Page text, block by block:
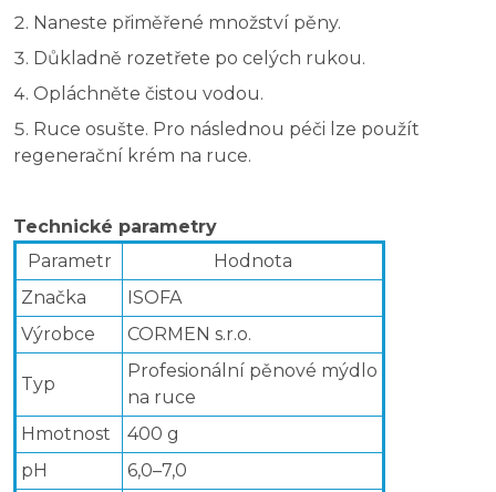
Naneste přiměřené množství pěny.
Důkladně rozetřete po celých rukou.
Opláchněte čistou vodou.
Ruce osušte. Pro následnou péči lze použít
regenerační krém na ruce.
Technické parametry
Parametr
Hodnota
Značka
ISOFA
Výrobce
CORMEN s.r.o.
Typ
Profesionální pěnové mýdlo
na ruce
Hmotnost
400 g
pH
6,0–7,0